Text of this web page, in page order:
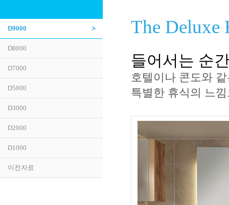
D9000
D8000
D7000
D5000
D3000
D2000
D1000
이전자료
The Deluxe
들어서는 순
호텔이나 콘도와
특별한 휴식의 느